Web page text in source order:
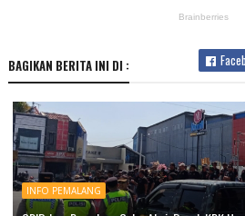
BAGIKAN BERITA INI DI :
INFO PEMALANG